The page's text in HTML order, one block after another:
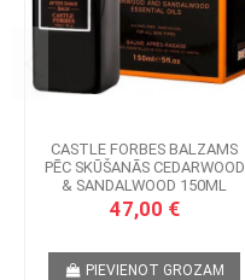
CASTLE FORBES BALZAMS
PĒC SKŪŠANĀS CEDARWOOD
& SANDALWOOD 150ML
47,00 €
PIEVIENOT GROZAM